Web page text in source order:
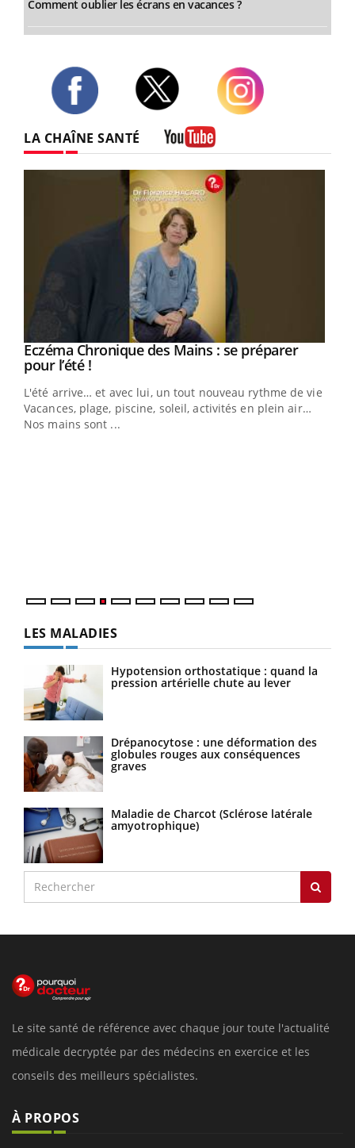
Comment oublier les écrans en vacances ?
LA CHAÎNE SANTÉ
Youtube
Eczéma Chronique des Mains : se préparer
pour l’été !Youtube
L'été arrive… et avec lui, un tout nouveau rythme de vie !
Vacances, plage, piscine, soleil, activités en plein air…
Nos mains sont ...
LES MALADIES
Hypotension orthostatique : quand la
pression artérielle chute au lever
Drépanocytose : une déformation des
globules rouges aux conséquences
graves
Maladie de Charcot (Sclérose latérale
amyotrophique)
Le site santé de référence avec chaque jour toute l'actualité
médicale decryptée par des médecins en exercice et les
conseils des meilleurs spécialistes.
À PROPOS